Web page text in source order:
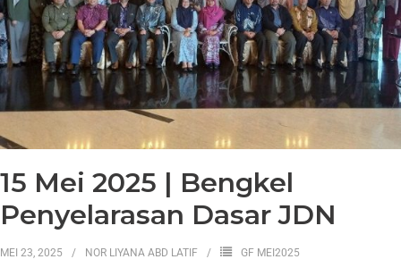
15 Mei 2025 | Bengkel
Penyelarasan Dasar JDN
MEI 23, 2025 NOR LIYANA ABD LATIF GF MEI2025